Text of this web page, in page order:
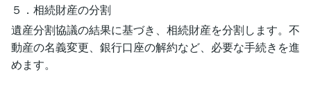
５．相続財産の分割
遺産分割協議の結果に基づき、相続財産を分割します。不
動産の名義変更、銀行口座の解約など、必要な手続きを進
めます。